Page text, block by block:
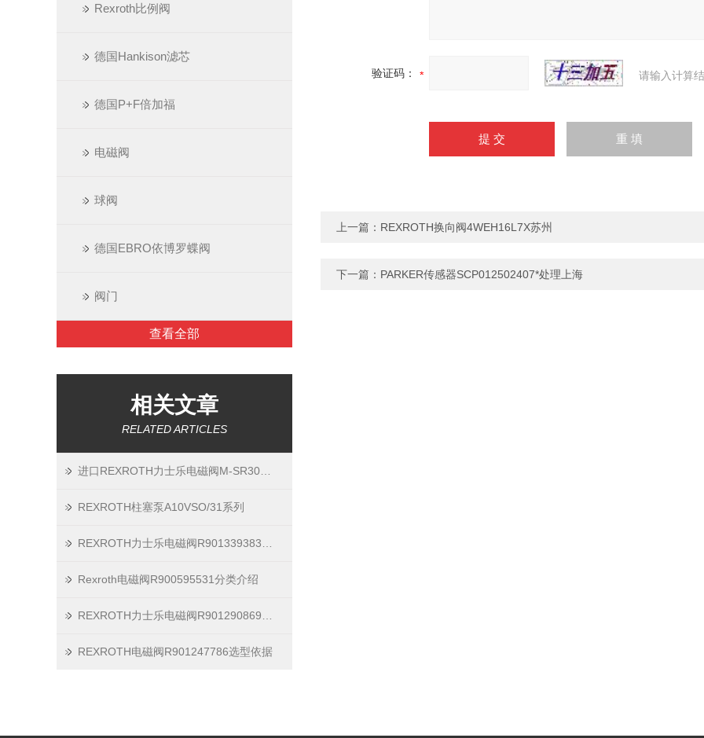
Rexroth比例阀
德国Hankison滤芯
德国P+F倍加福
电磁阀
球阀
德国EBRO依博罗蝶阀
阀门
查看全部
相关文章
RELATED ARTICLES
REXROTH柱塞泵A10VSO/31系列
Rexroth电磁阀R900595531分类介绍
REXROTH电磁阀R901247786选型依据
验证码： 请输入计算
上一篇： REXROTH换向阀4WEH16L7X苏州
下一篇： PARKER传感器SCP012502407*处理上海